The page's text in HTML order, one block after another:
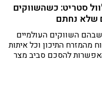
סטריט: כשהשווקים
שלא נחתם
השווקים העולמיים
מהמזרח התיכון וכל איתות
להסכם סביב מצר
אופטימיות בוול סטריט - אך
מעדיפים להמתין לעובדות